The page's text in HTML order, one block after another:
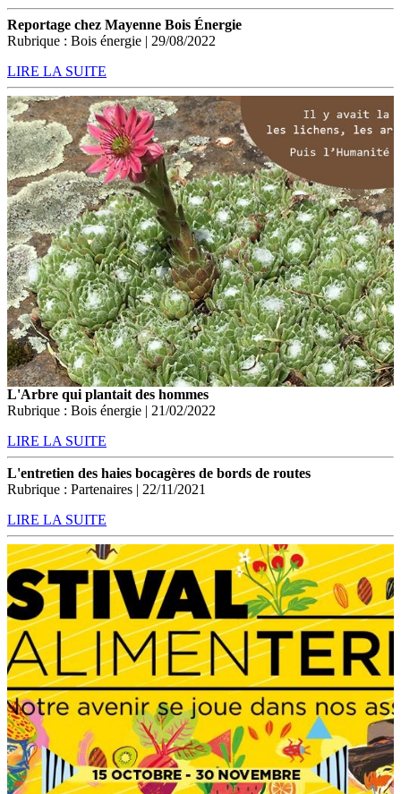
Reportage chez Mayenne Bois Énergie
Rubrique : Bois énergie | 29/08/2022
LIRE LA SUITE
L'Arbre qui plantait des hommes
Rubrique : Bois énergie | 21/02/2022
LIRE LA SUITE
L'entretien des haies bocagères de bords de routes
Rubrique : Partenaires | 22/11/2021
LIRE LA SUITE